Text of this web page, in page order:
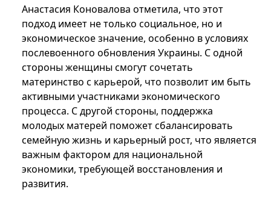
Анастасия Коновалова отметила, что этот
подход имеет не только социальное, но и
экономическое значение, особенно в условиях
послевоенного обновления Украины. С одной
стороны женщины смогут сочетать
материнство с карьерой, что позволит им быть
активными участниками экономического
процесса. С другой стороны, поддержка
молодых матерей поможет сбалансировать
семейную жизнь и карьерный рост, что является
важным фактором для национальной
экономики, требующей восстановления и
развития.